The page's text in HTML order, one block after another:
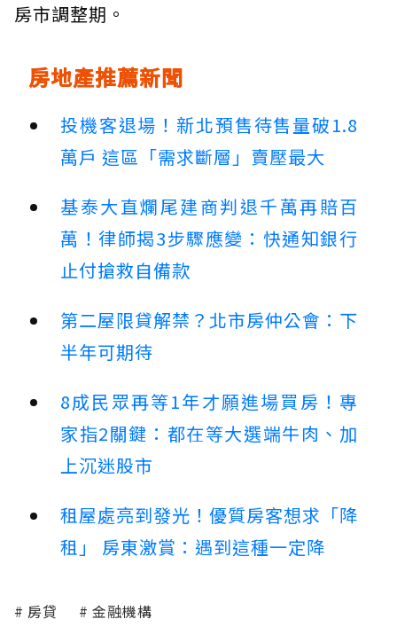
房市調整期。
房地產推薦新聞
投機客退場！新北預售待售量破1.8
萬戶 這區「需求斷層」賣壓最大
基泰大直爛尾建商判退千萬再賠百
萬！律師揭3步驟應變：快通知銀行
止付搶救自備款
第二屋限貸解禁？北市房仲公會：下
半年可期待
8成民眾再等1年才願進場買房！專
家指2關鍵：都在等大選端牛肉、加
上沉迷股市
租屋處亮到發光！優質房客想求「降
租」 房東激賞：遇到這種一定降
房貸 金融機構